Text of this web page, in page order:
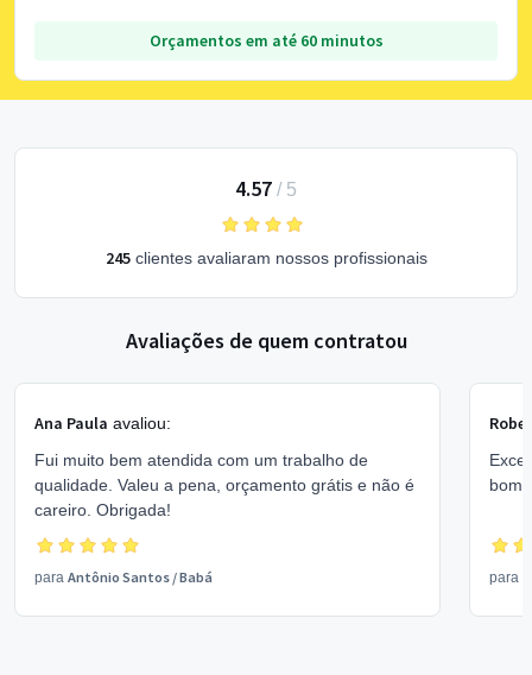
Orçamentos em até 60 minutos
4.57 / 5
245clientes avaliaram nossos profissionais
Avaliações de quem contratou
Ana Paula avaliou:
Fui muito bem atendida com um trabalho de
qualidade. Valeu a pena, orçamento grátis e não é
careiro. Obrigada!
para Antônio Santos /Babá
bom
para